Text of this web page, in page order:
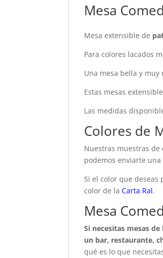
Mesa
Mesa extensible de
Para colores lacados
Una mesa bella y
Estas mesas
Las medidas
Colores de
Nuestras muestras
podemos enviarte
Si el color que deseas
color de laCarta Ral.
Mesa
Si necesitas mesas
un bar, restaurante,
qué es lo que